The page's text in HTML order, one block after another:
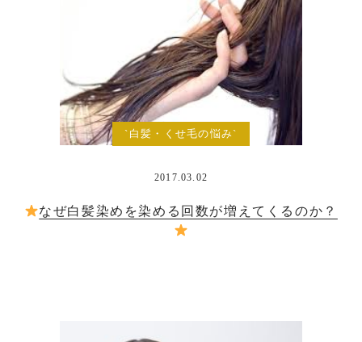
`白髪・くせ毛の悩み`
2017.03.02
なぜ白髪染めを染める回数が増えてくるのか？